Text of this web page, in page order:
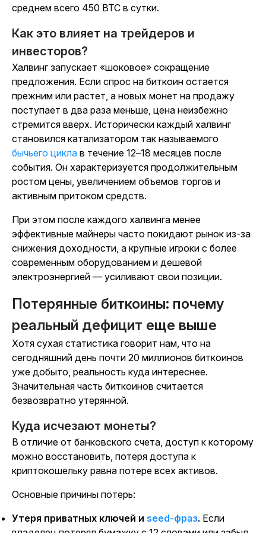
среднем всего 450 BTC в сутки.
Как это влияет на трейдеров и
инвесторов?
Халвингзапускает «шоковое» сокращение
предложения. Если спрос на биткоин остается
прежним или растет, а новых монет на продажу
поступает в два раза меньше, цена неизбежно
стремится вверх. Исторически каждый халвинг
становился катализатором так называемого
бычьего цикла в течение 12–18 месяцев после
события. Он характеризуется продолжительным
ростом цены, увеличением объемов торгов и
активным притоком средств.
При этом после каждого халвинга менее
эффективные майнеры часто покидают рынок из-за
снижения доходности, а крупные игроки с более
современным оборудованием и дешевой
электроэнергией — усиливают свои позиции.
Потерянные биткоины: почему
реальный дефицит еще выше
Хотя сухая статистика говорит нам, что на
сегодняшний день почти 20 миллионов биткоинов
уже добыто, реальность куда интереснее.
Значительная часть биткоинов считается
безвозвратно утерянной.
Куда исчезают монеты?
В отличие от банковского счета, доступ к которому
можно восстановить, потеря доступа к
криптокошельку равна потере всех активов.
Основные причины потерь:
Утеря приватных ключей и seed-фраз. Если